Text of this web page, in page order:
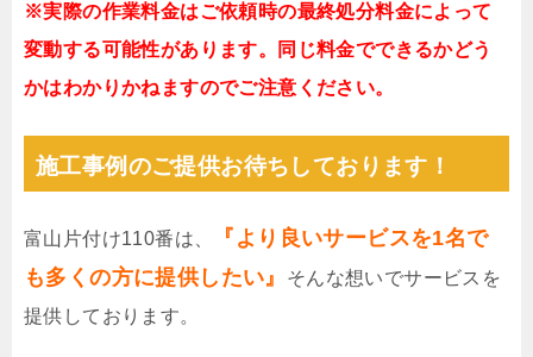
※実際の作業料金はご依頼時の最終処分料金によって
変動する可能性があります。同じ料金でできるかどう
かはわかりかねますのでご注意ください。
施工事例のご提供お待ちしております！
富山片付け110番は、
『より良いサービスを1名で
も多くの方に提供したい』
そんな想いでサービスを
提供しております。